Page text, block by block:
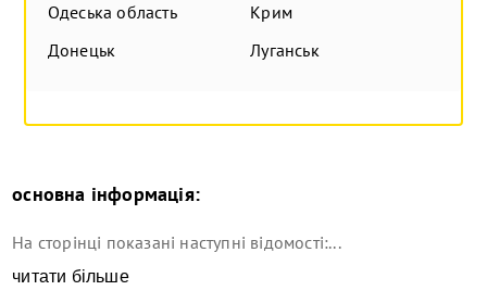
Одеська область
Крим
Донецьк
Луганськ
основна інформація:
На сторінці показані наступні відомості:...
читати більше